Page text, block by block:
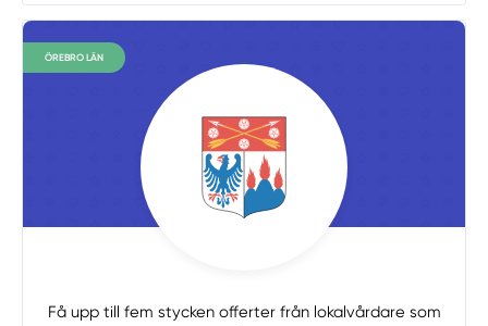
ÖREBRO LÄN
Få upp till fem stycken offerter från lokalvårdare som